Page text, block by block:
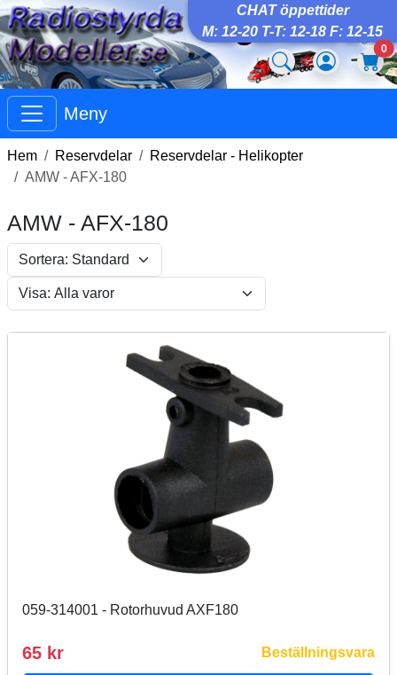
CHAT öppettider
M: 12-20 T-T: 12-18 F: 12-15
0
Meny
Hem Reservdelar
Reservdelar - Helikopter
AMW - AFX-180
AMW - AFX-180
059-314001 - Rotorhuvud AXF180
65 kr Beställningsvara